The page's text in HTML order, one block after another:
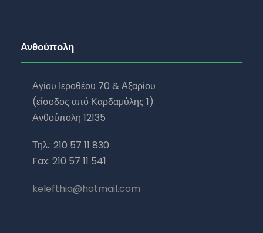
Ανθούπολη
Αγίου Ιεροθέου 70 & Αξαρίου
(είσοδος από Καρδαμύλης 1)
Ανθούπολη 12135
Τηλ.: 210 57 11 830
Fax: 210 57 11 541
kelefthia@hotmail.com